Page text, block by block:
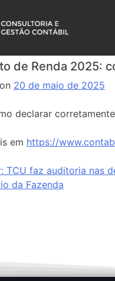
de Renda 2025:
20 de maio de 2025
declarar
em https://
TCU faz auditoria nas
da Fazenda